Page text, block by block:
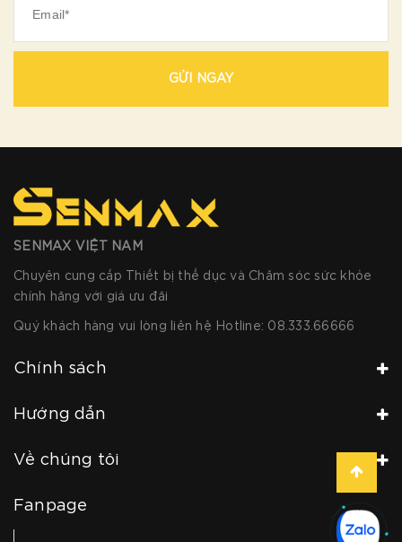
GỬI NGAY
SENMAX VIỆT NAM
Chuyên cung cấp Thiết bị thể dục và Chăm sóc sức khỏe
chính hãng với giá ưu đãi
Quý khách hàng vui lòng liên hệ Hotline: 08.333.66666
Chính sách
Hướng dẫn
Về chúng tôi
Fanpage